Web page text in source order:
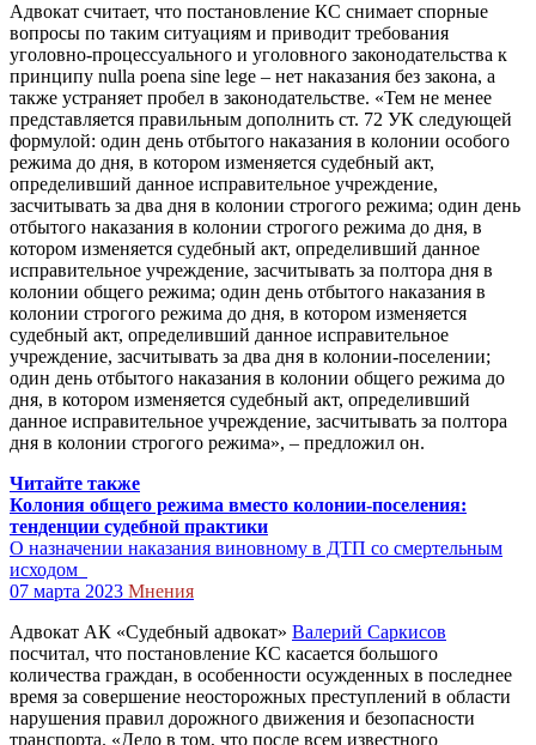
Адвокат считает, что постановление КС снимает спорные
вопросы по таким ситуациям и приводит требования
уголовно-процессуального и уголовного законодательства к
принципу nulla poena sine lege – нет наказания без закона, а
также устраняет пробел в законодательстве. «Тем не менее
представляется правильным дополнить ст. 72 УК следующей
формулой: один день отбытого наказания в колонии особого
режима до дня, в котором изменяется судебный акт,
определивший данное исправительное учреждение,
засчитывать за два дня в колонии строгого режима; один день
отбытого наказания в колонии строгого режима до дня, в
котором изменяется судебный акт, определивший данное
исправительное учреждение, засчитывать за полтора дня в
колонии общего режима; один день отбытого наказания в
колонии строгого режима до дня, в котором изменяется
судебный акт, определивший данное исправительное
учреждение, засчитывать за два дня в колонии-поселении;
один день отбытого наказания в колонии общего режима до
дня, в котором изменяется судебный акт, определивший
данное исправительное учреждение, засчитывать за полтора
дня в колонии строгого режима», – предложил он.
Читайте также
Колония общего режима вместо колонии-поселения:
тенденции судебной практики
О назначении наказания виновному в ДТП со смертельным
исходом
07 марта 2023 Мнения
Адвокат АК «Судебный адвокат» Валерий Саркисов
посчитал, что постановление КС касается большого
количества граждан, в особенности осужденных в последнее
время за совершение неосторожных преступлений в области
нарушения правил дорожного движения и безопасности
транспорта. «Дело в том, что после всем известного